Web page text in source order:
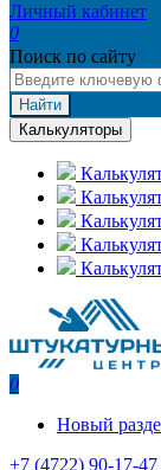
Личный кабинет
0
Поиск по сайту
Найти
Калькуляторы
0
Новый
+7 (4722) 90-17-47